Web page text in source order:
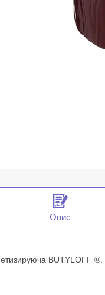
Опис
BUTYLOFF